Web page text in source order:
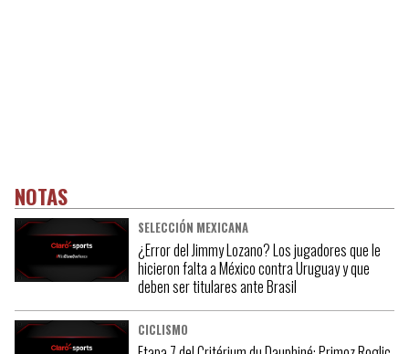
NOTAS
SELECCIÓN MEXICANA
¿Error del Jimmy Lozano? Los jugadores que le
hicieron falta a México contra Uruguay y que
deben ser titulares ante Brasil
CICLISMO